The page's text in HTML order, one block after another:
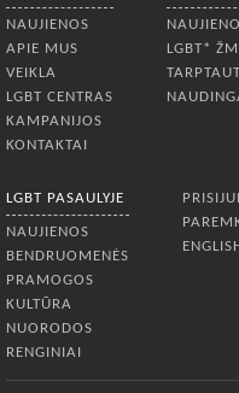
NAUJIENOS
APIE MUS
VEIKLA
LGBT CENTRAS
KAMPANIJOS
KONTAKTAI
LGBT*
LGBT PASAULYJE
NAUJIENOS
BENDRUOMENĖS
PRAMOGOS
KULTŪRA
NUORODOS
RENGINIAI